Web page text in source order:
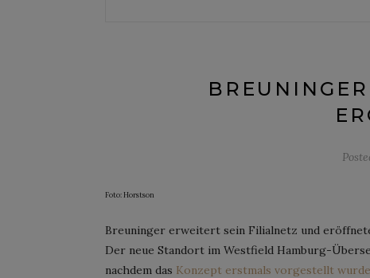
Foto: Horstson
Breuninger erweitert sein Filialnetz und
Der neue Standort im Westfield Hamburg-
nachdem das Konzept erstmals vorgestellt wurde